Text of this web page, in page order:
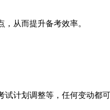
从而提升备考效率。
计划调整等，任何变动都